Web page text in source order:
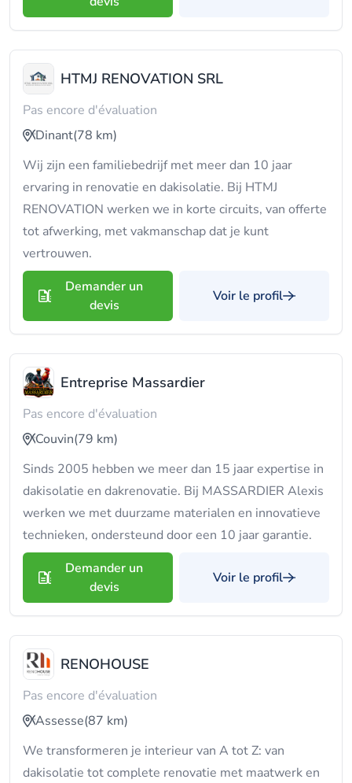
HTMJ RENOVATION SRL
Pas encore d'évaluation
Dinant(78 km)
Wij zijn een familiebedrijf met meer dan 10 jaar
ervaring in renovatie en dakisolatie. Bij HTMJ
RENOVATION werken we in korte circuits, van offerte
tot afwerking, met vakmanschap dat je kunt
vertrouwen.
Demander un
devis
Voir le profil
Entreprise Massardier
Pas encore d'évaluation
Couvin(79 km)
Sinds 2005 hebben we meer dan 15 jaar expertise in
dakisolatie en dakrenovatie. Bij MASSARDIER Alexis
werken we met duurzame materialen en innovatieve
technieken, ondersteund door een 10 jaar garantie.
Demander un
devis
Voir le profil
RENOHOUSE
Pas encore d'évaluation
Assesse(87 km)
We transformeren je interieur van A tot Z: van
dakisolatie tot complete renovatie met maatwerk en